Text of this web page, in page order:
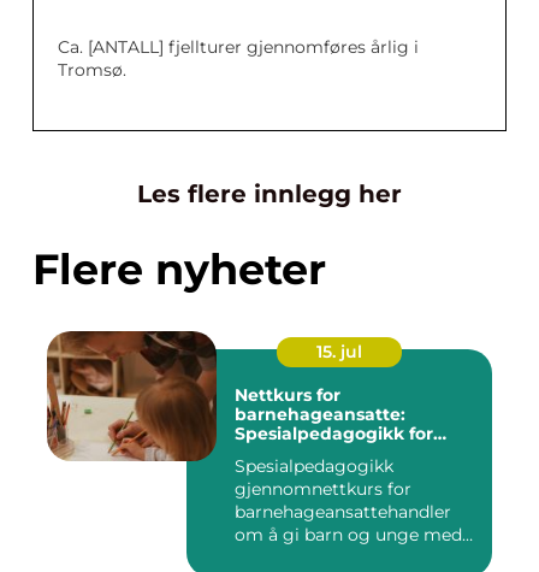
Ca. [ANTALL] fjellturer gjennomføres årlig i
Tromsø.
Les flere innlegg her
Flere nyheter
15. jul
Nettkurs for
barnehageansatte:
Spesialpedagogikk for
Spesialpedagogikk
gjennomnettkurs for
barnehageansattehandler
om å gi barn og unge med